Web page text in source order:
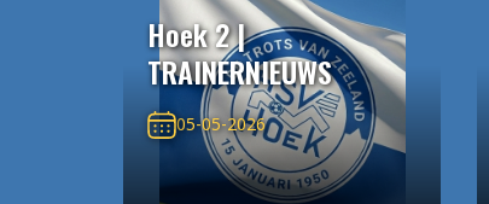
Hoek 2 |
TRAINERNIEUWS
05-05-2026